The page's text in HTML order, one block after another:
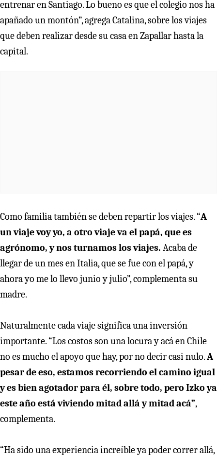
entrenar en Santiago. Lo bueno es que el colegio nos ha
apañado un montón”, agrega Catalina, sobre los viajes
que deben realizar desde su casa en Zapallar hasta la
capital.
Como familia también se deben repartir los viajes. “A
un viaje voy yo, a otro viaje va el papá, que es
agrónomo, y nos turnamos los viajes. Acaba de
llegar de un mes en Italia, que se fue con el papá, y
ahora yo me lo llevo junio y julio”, complementa su
madre.
Naturalmente cada viaje significa una inversión
importante. “Los costos son una locura y acá en Chile
no es mucho el apoyo que hay, por no decir casi nulo.A
pesar de eso, estamos recorriendo el camino igual
y es bien agotador para él, sobre todo, pero Izko ya
este año está viviendo mitad allá y mitad acá”,
complementa.
“Ha sido una experiencia increíble ya poder correr allá,